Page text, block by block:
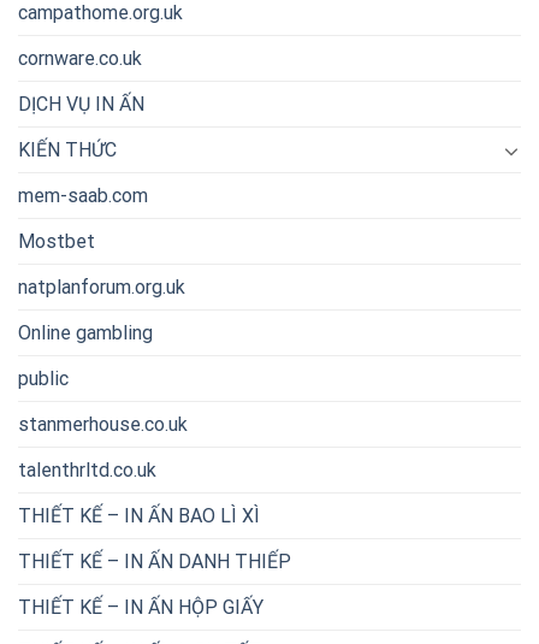
campathome.org.uk
cornware.co.uk
DỊCH VỤ IN ẤN
KIẾN THỨC
mem-saab.com
Mostbet
natplanforum.org.uk
Online gambling
public
stanmerhouse.co.uk
talenthrltd.co.uk
THIẾT KẾ – IN ẤN BAO LÌ XÌ
THIẾT KẾ – IN ẤN DANH THIẾP
THIẾT KẾ – IN ẤN HỘP GIẤY